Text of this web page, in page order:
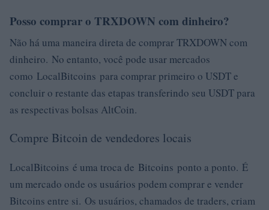
Posso comprar o TRXDOWN com dinheiro?
Não há uma maneira direta de comprar TRXDOWN com
dinheiro. No entanto, você pode usar mercados
como LocalBitcoins para comprar primeiro o USDT e
concluir o restante das etapas transferindo seu USDT para
as respectivas bolsas AltCoin.
Compre Bitcoin de vendedores locais
LocalBitcoins é uma troca de Bitcoins ponto a ponto. É
um mercado onde os usuários podem comprar e vender
Bitcoins entre si. Os usuários, chamados de traders, criam